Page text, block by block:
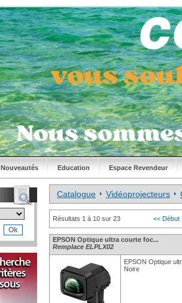
Nouveautés Education Espace Revendeur
Catalogue Vidéoprojecteurs
Résultats 1 à 10 sur 23 << Début
EPSON Optique ultra courte foc...
Remplace ELPLX02
EPSON Optique
Noire